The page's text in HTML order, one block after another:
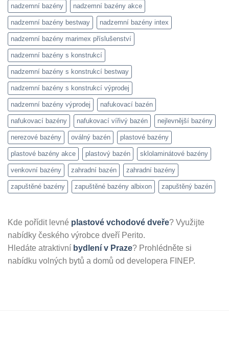
nadzemní bazény nadzemní bazény akce
nadzemní bazény bestway nadzemní bazény intex
nadzemní bazény marimex příslušenství
nadzemní bazény s konstrukcí
nadzemní bazény s konstrukcí bestway
nadzemní bazény s konstrukcí výprodej
nadzemní bazény výprodej nafukovací bazén
nafukovací bazény nafukovací vířivý bazén nejlevnější bazény
nerezové bazény oválný bazén plastové bazény
plastové bazény akce plastový bazén sklolaminátové bazény
venkovní bazény zahradní bazén zahradní bazény
zapuštěné bazény zapuštěné bazény albixon zapuštěný bazén
Kde pořídit levné plastové vchodové dveře? Využijte
nabídky českého výrobce dveří Perito.
Hledáte atraktivní bydlení v Praze? Prohlédněte si
nabídku volných bytů a domů od developera FINEP.